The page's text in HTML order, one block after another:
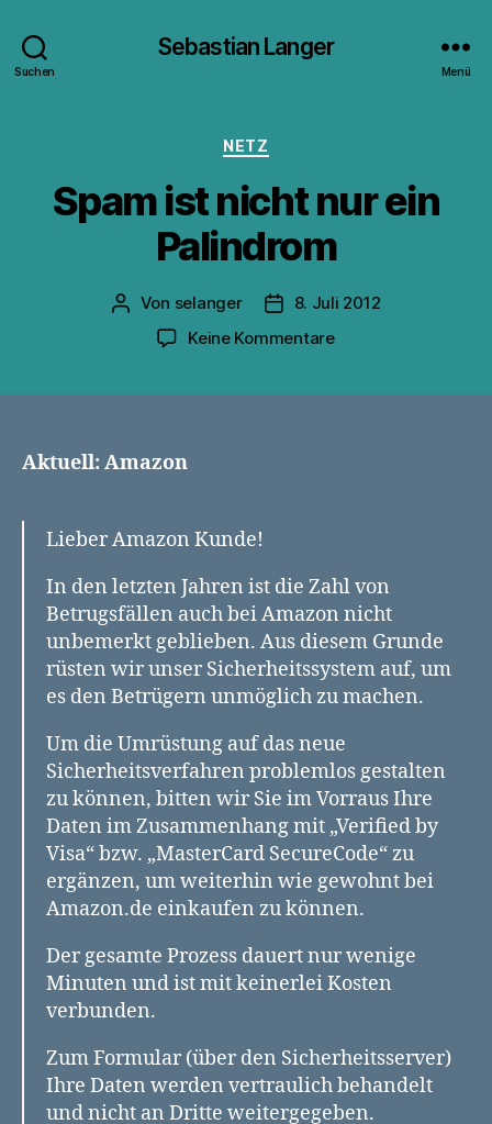
Suchen
Sebastian Langer
Menü
Kategorien
NETZ
Spam ist nicht nur ein
Palindrom
Beitragsautor
Von selanger Veröffentlichungsdatum
8. Juli 2012
Keine Kommentarezu
Aktuell: Amazon
Lieber Amazon Kunde!
In den letzten Jahren ist die Zahl von
Betrugsfällen auch bei Amazon nicht
unbemerkt geblieben. Aus diesem Grunde
rüsten wir unser Sicherheitssystem auf, um
es den Betrügern unmöglich zu machen.
Um die Umrüstung auf das neue
Sicherheitsverfahren problemlos gestalten
zu können, bitten wir Sie im Vorraus Ihre
Daten im Zusammenhang mit „Verified by
Visa“ bzw. „MasterCard SecureCode“ zu
ergänzen, um weiterhin wie gewohnt bei
Amazon.de einkaufen zu können.
Der gesamte Prozess dauert nur wenige
Minuten und ist mit keinerlei Kosten
verbunden.
Zum Formular (über den Sicherheitsserver)
Ihre Daten werden vertraulich behandelt
und nicht an Dritte weitergegeben.